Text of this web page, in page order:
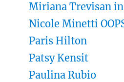
Miriana Trevisan in
Nicole Minetti
Paris Hilton
Patsy Kensit
Paulina Rubio